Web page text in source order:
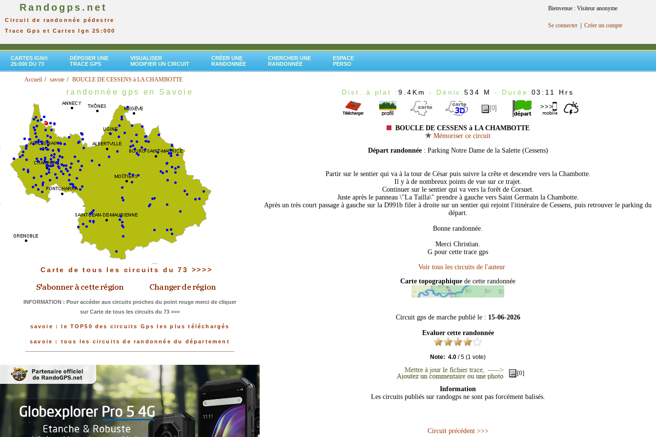
Randogps.net
Circuit de randonnée pédestre
Trace Gps et Cartes Ign 25:000
Bienvenue : Visiteur anonyme
Se connecter Créer un compte
CARTES IGN®
25:000 DU 73
DÉPOSER UNE
TRACE GPS
VISUALISER
MODIFIER UN CIRCUIT
CRÉER UNE
RANDONNÉE
CHERCHER UNE
RANDONNÉE
ESPACE
PERSO
Accueil savoie BOUCLE DE CESSENS à LA CHAMBOTTE
randonnée gps en Savoie
Carte de tous les circuits du 73 >>>>
INFORMATION : Pour accéder aux circuits proches du point rouge merci de cliquer
sur Carte de tous les circuits du 73 >>>
savoie : le TOP50 des circuits Gps les plus téléchargés
savoie : tous les circuits de randonnée du département
Dist. à plat :9.4Km - Déniv:534 M - Durée: 03:11 Hrs
[0]
BOUCLE DE CESSENS à LA CHAMBOTTE
Mémoriser ce circuit
Départ randonnée : Parking Notre Dame de la Salette (Cessens)
Partir sur le sentier qui va à la tour de César puis suivre la crête et descendre vers la Chambotte.
Il y à de nombreux points de vue sur ce trajet.
Continuer sur le sentier qui va vers la forêt de Corsuet.
Juste après le panneau \"La Tailla\" prendre à gauche vers Saint Germain la Chambotte.
Après un très court passage à gauche sur la D991b filer à droite sur un sentier qui rejoint l'itinéraire de Cessens, puis retrouver le parking du
départ.
Bonne randonnée.
Merci Christian.
G pour cette trace gps
Carte topographique de cette randonnée
Circuit gps de marche publié le : 15-06-2026
Evaluer cette randonnée
Note: 4.0 /5 (1 vote)
[0]
Information
Les circuits publiés sur randogps ne sont pas forcément balisés.
Circuit précédent >>>